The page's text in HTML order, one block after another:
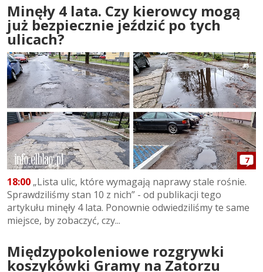
Minęły 4 lata. Czy kierowcy mogą
już bezpiecznie jeździć po tych
ulicach?
7
18:00 „Lista ulic, które wymagają naprawy stale rośnie.
Sprawdziliśmy stan 10 z nich” - od publikacji tego
artykułu minęły 4 lata. Ponownie odwiedziliśmy te same
miejsce, by zobaczyć, czy...
Międzypokoleniowe rozgrywki
koszykówki Gramy na Zatorzu